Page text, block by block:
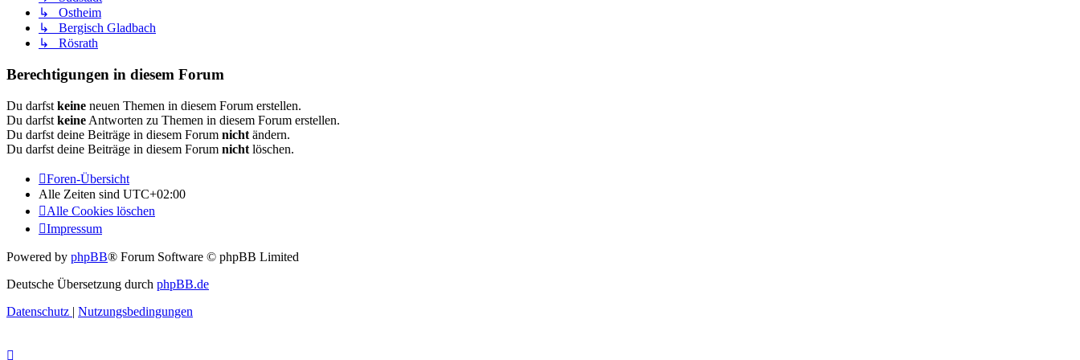
↳ Ostheim
↳ Bergisch Gladbach
↳ Rösrath
Berechtigungen in diesem Forum
Du darfst keine neuen Themen in diesem Forum erstellen.
Du darfst keine Antworten zu Themen in diesem Forum erstellen.
Du darfst deine Beiträge in diesem Forum nicht ändern.
Du darfst deine Beiträge in diesem Forum nicht löschen.
Foren-Übersicht
Alle Zeiten sind UTC+02:00
Alle Cookies löschen
Impressum
Powered by phpBB® Forum Software © phpBB Limited
Deutsche Übersetzung durch phpBB.de
Datenschutz | Nutzungsbedingungen